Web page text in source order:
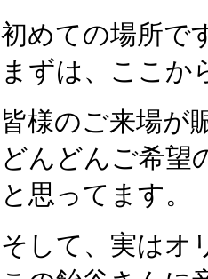
初めての場所で
まずは、ここか
皆様のご来場が
どんどんご希望
と思ってます。
そして、実はオ